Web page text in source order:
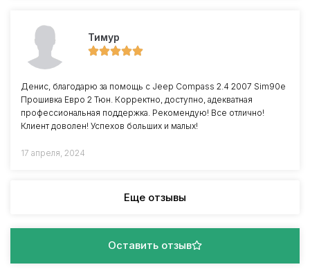
Тимур
Денис, благодарю за помощь с Jeep Compass 2.4 2007 Sim90e
Прошивка Евро 2 Тюн. Корректно, доступно, адекватная
профессиональная поддержка. Рекомендую! Все отлично!
Клиент доволен! Успехов больших и малых!
17 апреля, 2024
Еще отзывы
Оставить отзыв